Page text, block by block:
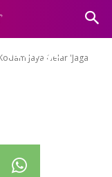
Jaya Gelar 'Jaga
Kodam
On The
Warga